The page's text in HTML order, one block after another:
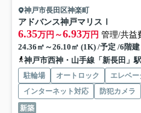
神戸市長田区神楽町
アドバンス神戸マリスⅠ
6.35万円～6.93万円 管理/共益
24.36㎡～26.10㎡ (1K) /予定 /6階建
神戸市西神・山手線「新長田」
駐輪場 オートロック エレベー
インターネット対応
防犯カメラ
新築